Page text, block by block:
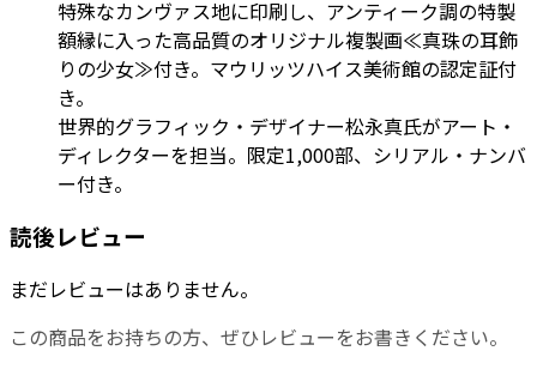
特殊なカンヴァス地に印刷し、アンティーク調の特製
額縁に入った高品質のオリジナル複製画≪真珠の耳飾
りの少女≫付き。マウリッツハイス美術館の認定証付
き。
世界的グラフィック・デザイナー松永真氏がアート・
ディレクターを担当。限定1,000部、シリアル・ナンバ
ー付き。
読後レビュー
まだレビューはありません。
この商品をお持ちの方、ぜひレビューをお書きください。